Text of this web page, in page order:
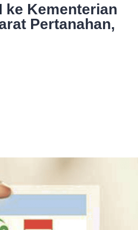
ke Kementerian
Pertanahan,